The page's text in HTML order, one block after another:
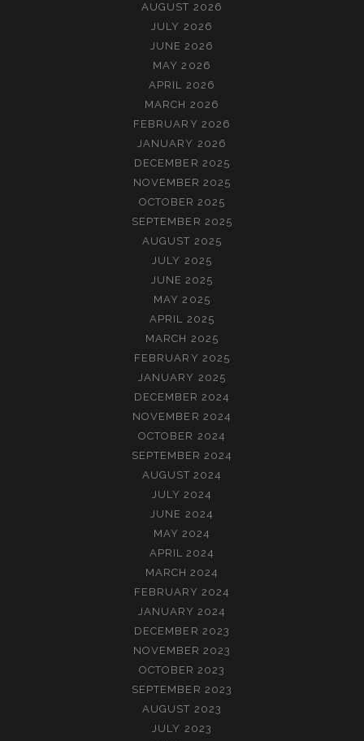
AUGUST 2026
JULY 2026
JUNE 2026
MAY 2026
APRIL 2026
MARCH 2026
FEBRUARY 2026
JANUARY 2026
DECEMBER 2025
NOVEMBER 2025
OCTOBER 2025
SEPTEMBER 2025
AUGUST 2025
JULY 2025
JUNE 2025
MAY 2025
APRIL 2025
MARCH 2025
FEBRUARY 2025
JANUARY 2025
DECEMBER 2024
NOVEMBER 2024
OCTOBER 2024
SEPTEMBER 2024
AUGUST 2024
JULY 2024
JUNE 2024
MAY 2024
APRIL 2024
MARCH 2024
FEBRUARY 2024
JANUARY 2024
DECEMBER 2023
NOVEMBER 2023
OCTOBER 2023
SEPTEMBER 2023
AUGUST 2023
JULY 2023